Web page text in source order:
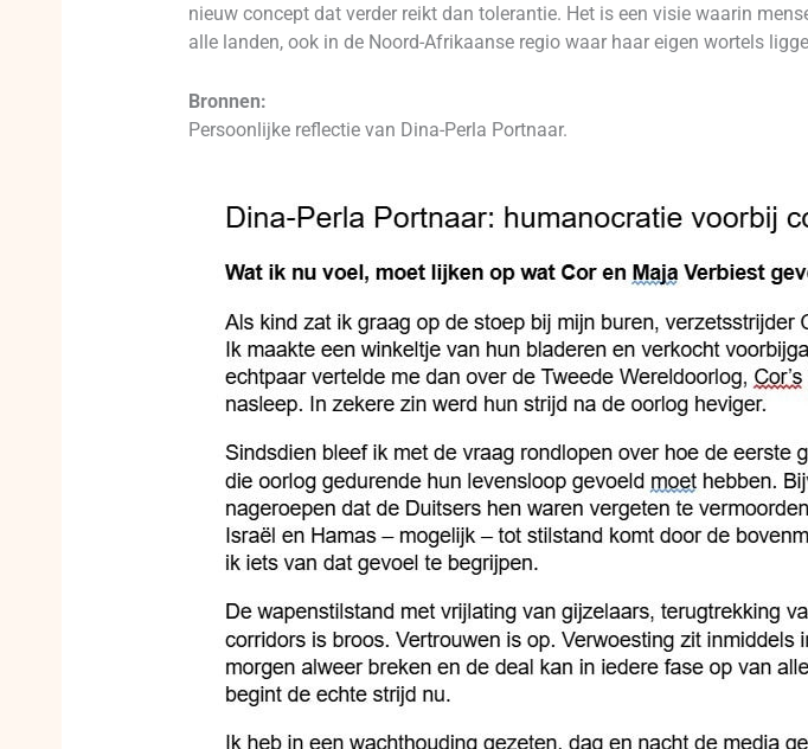
nieuw concept dat verder reikt dan tolerantie. Het is een visie waarin
alle landen, ook in de Noord-Afrikaanse regio waar haar eigen wortels
Bronnen:
Persoonlijke reflectie van Dina-Perla Portnaar.